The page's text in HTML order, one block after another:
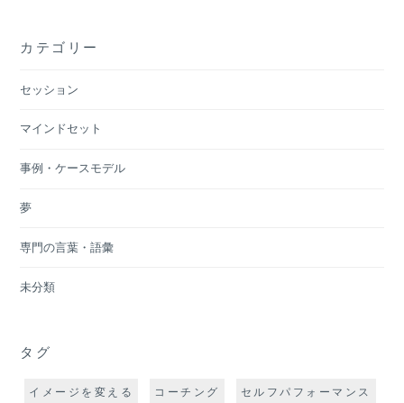
カテゴリー
セッション
マインドセット
事例・ケースモデル
夢
専門の言葉・語彙
未分類
タグ
イメージを変える コーチング セルフパフォーマンス